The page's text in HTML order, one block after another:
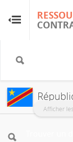
Afficher
RESSOURCE
CONTRACTS
Accueil
À propos
FAQ